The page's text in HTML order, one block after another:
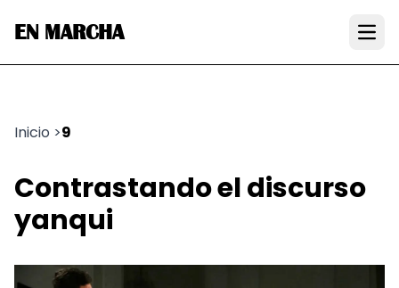
EN MARCHA
Inicio >9
Contrastando el discurso
yanqui